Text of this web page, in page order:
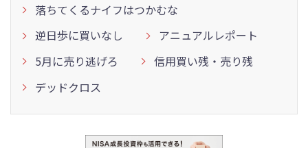
落ちてくるナイフはつかむな
逆日歩に買いなし
アニュアルレポート
5月に売り逃げろ
信用買い残・売り残
デッドクロス